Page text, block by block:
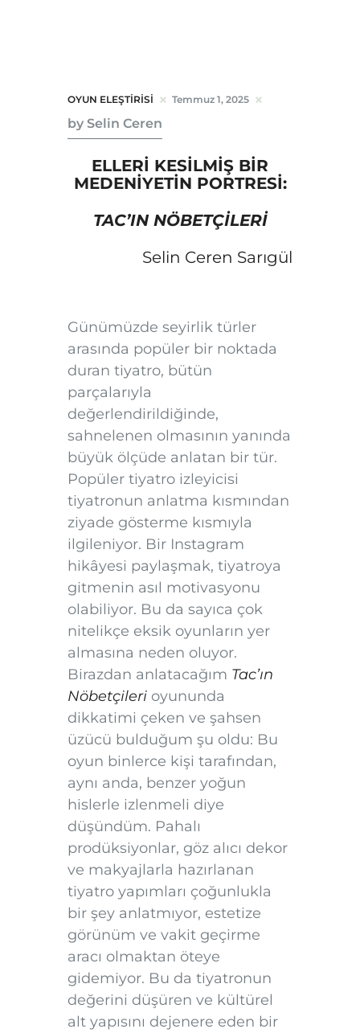
OYUN ELEŞTİRİSİ Temmuz 1, 2025
by Selin Ceren
ELLERİ KESİLMİŞ BİR
MEDENİYETİN PORTRESİ:
TAC’IN NÖBETÇİLERİ
Selin Ceren Sarıgül
Günümüzde seyirlik türler
arasında popüler bir noktada
duran tiyatro, bütün
parçalarıyla
değerlendirildiğinde,
sahnelenen olmasının yanında
büyük ölçüde anlatan bir tür.
Popüler tiyatro izleyicisi
tiyatronun anlatma kısmından
ziyade gösterme kısmıyla
ilgileniyor. Bir Instagram
hikâyesi paylaşmak, tiyatroya
gitmenin asıl motivasyonu
olabiliyor. Bu da sayıca çok
nitelikçe eksik oyunların yer
almasına neden oluyor.
Birazdan anlatacağım Tac’ın
Nöbetçileri oyununda
dikkatimi çeken ve şahsen
üzücü bulduğum şu oldu: Bu
oyun binlerce kişi tarafından,
aynı anda, benzer yoğun
hislerle izlenmeli diye
düşündüm. Pahalı
prodüksiyonlar, göz alıcı dekor
ve makyajlarla hazırlanan
tiyatro yapımları çoğunlukla
bir şey anlatmıyor, estetize
görünüm ve vakit geçirme
aracı olmaktan öteye
gidemiyor. Bu da tiyatronun
değerini düşüren ve kültürel
alt yapısını dejenere eden bir